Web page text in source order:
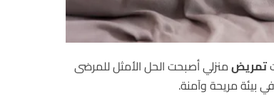
تمريضمنزلي أصبحت الحل الأمثل للمرضى
بيئة مريحة وآمنة.